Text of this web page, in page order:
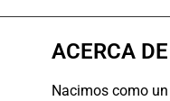
ACERCA
Nacimos como